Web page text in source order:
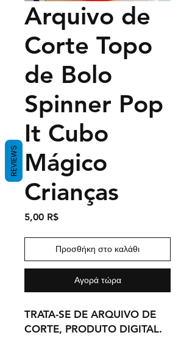
Arquivo de
Corte Topo
de Bolo
Spinner Pop
It Cubo
Mágico
Crianças
5,00 R$Τιμή
Προσθήκη στο καλάθι
Αγορά τώρα
TRATA-SE DE ARQUIVO DE
CORTE, PRODUTO DIGITAL.
REVIEWS